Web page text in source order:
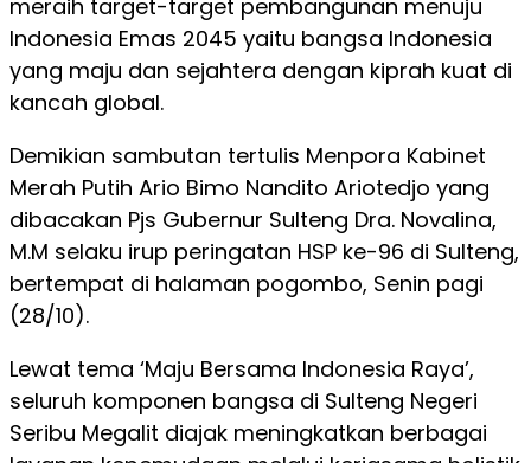
meraih target-target pembangunan menuju
Indonesia Emas 2045 yaitu bangsa Indonesia
yang maju dan sejahtera dengan kiprah kuat di
kancah global.
Demikian sambutan tertulis Menpora Kabinet
Merah Putih Ario Bimo Nandito Ariotedjo yang
dibacakan Pjs Gubernur Sulteng Dra. Novalina,
M.M selaku irup peringatan HSP ke-96 di Sulteng,
bertempat di halaman pogombo, Senin pagi
(28/10).
Lewat tema ‘Maju Bersama Indonesia Raya’,
seluruh komponen bangsa di Sulteng Negeri
Seribu Megalit diajak meningkatkan berbagai